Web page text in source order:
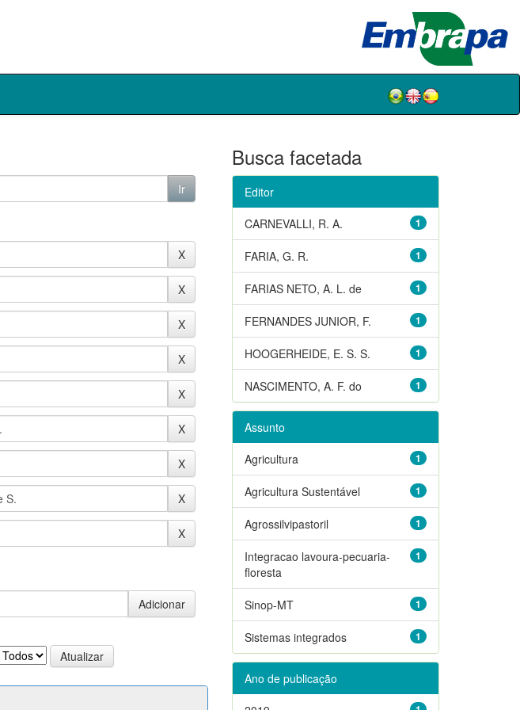
Busca facetada
Editor
1
CARNEVALLI, R. A.
1
FARIA, G. R.
1
FARIAS NETO, A. L. de
1
FERNANDES JUNIOR, F.
1
HOOGERHEIDE, E. S. S.
1
NASCIMENTO, A. F. do
Assunto
1
Agricultura
1
Agricultura Sustentável
1
Agrossilvipastoril
1
Integracao lavoura-pecuaria-
floresta
1
Sinop-MT
1
Sistemas integrados
Ano de publicação